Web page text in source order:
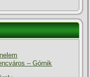
– Górnik